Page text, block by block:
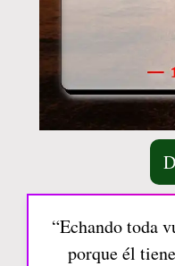
“Echando toda
porque él